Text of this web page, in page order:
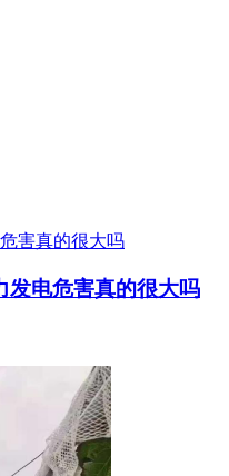
发电危害真的很大吗